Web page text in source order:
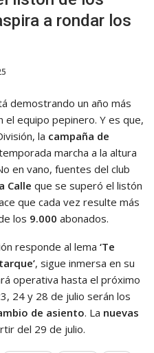
a rondar los
demostrando un año más
el equipo pepinero. Y es que,
la campaña de
marcha a la altura
en vano, fuentes del club
Calle que se superó el listón
que cada vez resulte más
los 9.000 abonados.
responde al lema ‘Te
, sigue inmersa en su
operativa hasta el próximo
24 y 28 de julio serán los
de asiento. La nuevas
del 29 de julio.